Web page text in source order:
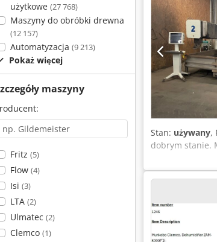
użytkowe (27 768)
Maszyny do obróbki drewna
(12 157)
Automatyzacja (9 213)
Pokaż więcej
maszyny
Fritz (5)
Flow (4)
Isi (3)
LTA (2)
Ulmatec (2)
Clemco (1)
Stan: używany,
dobrym stanie.